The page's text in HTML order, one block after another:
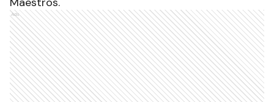
Ads